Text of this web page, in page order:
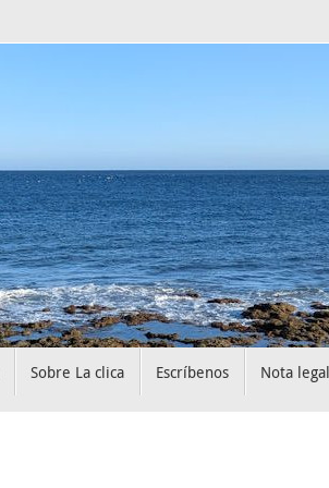
Sobre La clica Escríbenos Nota legal